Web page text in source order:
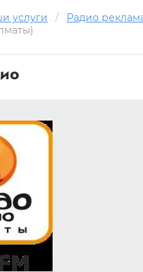
услуги / Радио